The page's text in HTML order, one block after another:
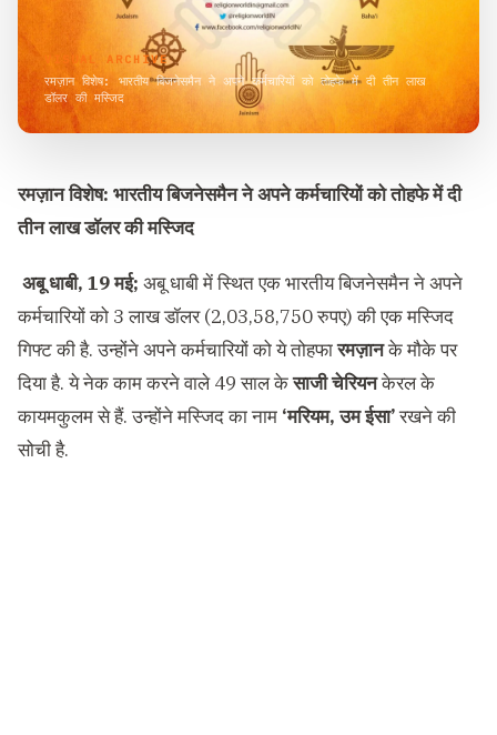
VISUAL ARCHIVE
रमज़ान विशेष: भारतीय बिजनेसमैन ने अपने कर्मचारियों को तोहफे में दी तीन लाख
डॉलर की मस्जिद
रमज़ान विशेष: भारतीय बिजनेसमैन ने अपने कर्मचारियों को तोहफे में दी
तीन लाख डॉलर की मस्जिद
अबू धाबी, 19 मई; अबू धाबी में स्थित एक भारतीय बिजनेसमैन ने अपने
कर्मचारियों को 3 लाख डॉलर (2,03,58,750 रुपए) की एक मस्जिद
गिफ्ट की है. उन्होंने अपने कर्मचारियों को ये तोहफारमज़ानके मौके पर
दिया है. ये नेक काम करने वाले 49 साल केसाजी चेरियनकेरल के
कायमकुलम से हैं. उन्होंने मस्जिद का नाम ‘मरियम, उम ईसा’रखने की
सोची है.